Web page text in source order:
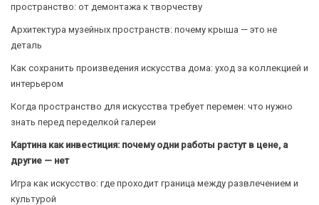
пространство: от демонтажа к творчеству
Архитектура музейных пространств: почему крыша — это не
деталь
Как сохранить произведения искусства дома: уход за коллекцией и
интерьером
Когда пространство для искусства требует перемен: что нужно
знать перед переделкой галереи
Картина как инвестиция: почему одни работы растут в цене, а
другие — нет
Игра как искусство: где проходит граница между развлечением и
культурой